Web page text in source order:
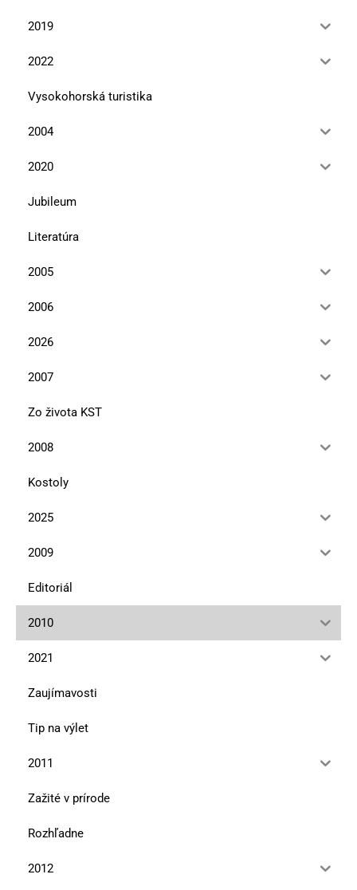
2019
2022
Vysokohorská turistika
2004
2020
Jubileum
Literatúra
2005
2006
2026
2007
Zo života KST
2008
Kostoly
2025
2009
Editoriál
2010
2021
Zaujímavosti
Tip na výlet
2011
Zažité v prírode
Rozhľadne
2012